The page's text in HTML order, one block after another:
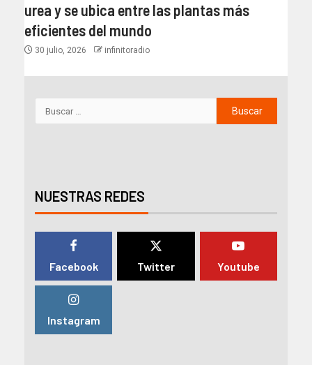
urea y se ubica entre las plantas más
eficientes del mundo​
30 julio, 2026 infinitoradio
NUESTRAS REDES
Facebook Twitter Youtube
Instagram